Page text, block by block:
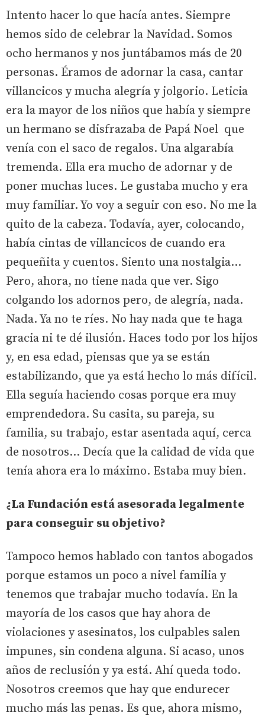
Intento hacer lo que hacía antes. Siempre
hemos sido de celebrar la Navidad. Somos
ocho hermanos y nos juntábamos más de 20
personas. Éramos de adornar la casa, cantar
villancicos y mucha alegría y jolgorio. Leticia
era la mayor de los niños que había y siempre
un hermano se disfrazaba de Papá Noel que
venía con el saco de regalos. Una algarabía
tremenda. Ella era mucho de adornar y de
poner muchas luces. Le gustaba mucho y era
muy familiar. Yo voy a seguir con eso. No me la
quito de la cabeza. Todavía, ayer, colocando,
había cintas de villancicos de cuando era
pequeñita y cuentos. Siento una nostalgia…
Pero, ahora, no tiene nada que ver. Sigo
colgando los adornos pero, de alegría, nada.
Nada. Ya no te ríes. No hay nada que te haga
gracia ni te dé ilusión. Haces todo por los hijos
y, en esa edad, piensas que ya se están
estabilizando, que ya está hecho lo más difícil.
Ella seguía haciendo cosas porque era muy
emprendedora. Su casita, su pareja, su
familia, su trabajo, estar asentada aquí, cerca
de nosotros... Decía que la calidad de vida que
tenía ahora era lo máximo. Estaba muy bien.
¿La Fundación está asesorada legalmente
para conseguir su objetivo?
Tampoco hemos hablado con tantos abogados
porque estamos un poco a nivel familia y
tenemos que trabajar mucho todavía. En la
mayoría de los casos que hay ahora de
violaciones y asesinatos, los culpables salen
impunes, sin condena alguna. Si acaso, unos
años de reclusión y ya está. Ahí queda todo.
Nosotros creemos que hay que endurecer
mucho más las penas. Es que, ahora mismo,